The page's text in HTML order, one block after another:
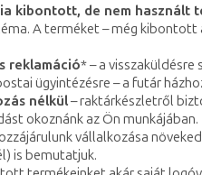
kibontott, de nem használt
A terméket – még
reklamáció* – a
ügyintézésre – a futár
nélkül– raktárkészletről
okoznánk az Ön munkájában.
vállalkozása
is bemutatjuk.